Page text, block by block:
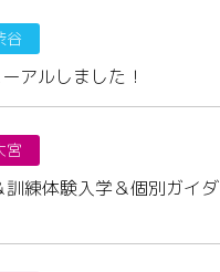
谷
アルしました！
宮
練体験入学＆個別ガイ